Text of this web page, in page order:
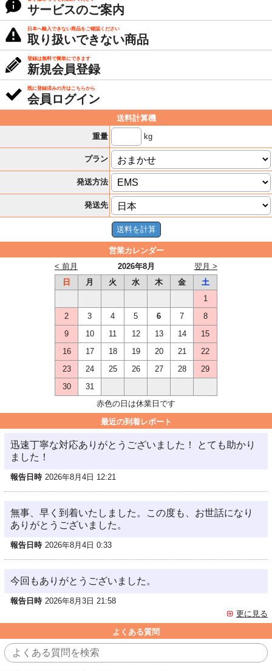
サービスのご案内
日本へ輸入できない商品をご確認ください
取り扱いできない商品
登録は無料で簡単にできます
新規会員登録
既に登録済みの方はこちらから
会員ログイン
送料計算機
重量
kg
プラン
発送方法
発送先
営業カレンダー
2026年8月
< 前月
翌月 >
日
月 火 水 木 金
土
1
2
3 4 5 6 7
8
9
10 11 12 13 14
15
16
17 18 19 20 21
22
23
24 25 26 27 28
29
30
31
赤色の日は休業日です
最近の到着レポート
迅速丁寧な対応ありがとうございました！ とても助かり
ました！
報告日時 2026年8月4日 12:21
無事、早く到着いたしました。この度も、お世話になり
ありがとうございました。
報告日時 2026年8月4日 0:33
今回もありがとうございました。
報告日時 2026年8月3日 21:58
更に見る
よくある質問